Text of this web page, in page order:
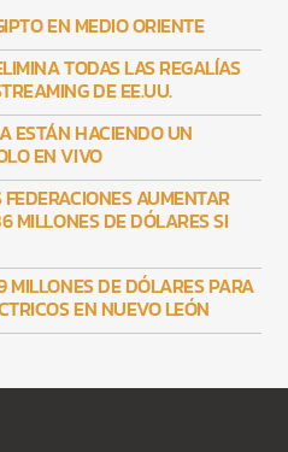
EN MEDIO ORIENTE
TODAS LAS REGALÍAS
DE EE.UU.
ESTÁN HACIENDO UN
EN VIVO
AUMENTAR
MILLONES DE DÓLARES SI
DE DÓLARES PARA
EN NUEVO LEÓN